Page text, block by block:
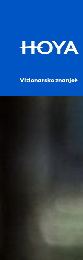
Vizionarsko znanje